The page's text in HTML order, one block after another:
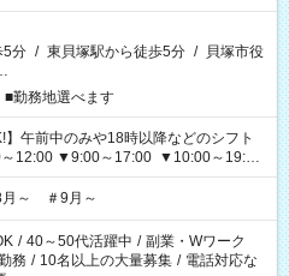
5分 / 東貝塚駅から徒歩5分 / 貝塚市役
勤務地選べます
】午前中のみや18時以降などのシフト
12:00 ▼9:00～17:00 ▼10:00～19:00
月～ ＃9月～
/ 40～50代活躍中 / 副業・Wワーク
務 / 10名以上の大量募集 / 電話対応な